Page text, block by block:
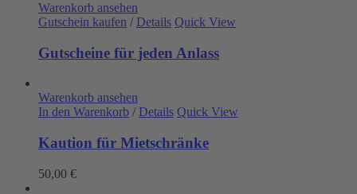
Warenkorb ansehen
Gutschein kaufen / Details Quick View
Gutscheine für jeden Anlass
Warenkorb ansehen
In den Warenkorb / Details Quick View
Kaution für Mietschränke
50,00 €